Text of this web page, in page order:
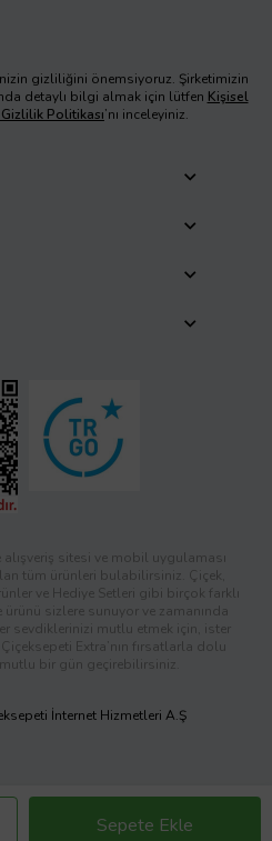
Sepete Ekle
gizliliğini önemsiyoruz. Şirketimizin
detaylı bilgi almak için lütfen Kişisel
Politikası’nı inceleyiniz.
alışveriş sitesi ve mobil uygulaması
tüm ürünleri bulabilirsiniz. Çiçek,
ve Hediye Setleri gibi birçok farklı
ürünü sizlere sunuyor ve zamanında
sevdiklerinizi mutlu etmek için, ister
Extra’nın fırsatlarla dolu
bir gün geçirebilirsiniz.
İnternet Hizmetleri A.Ş